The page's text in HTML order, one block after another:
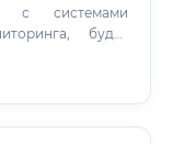
с системами
будут